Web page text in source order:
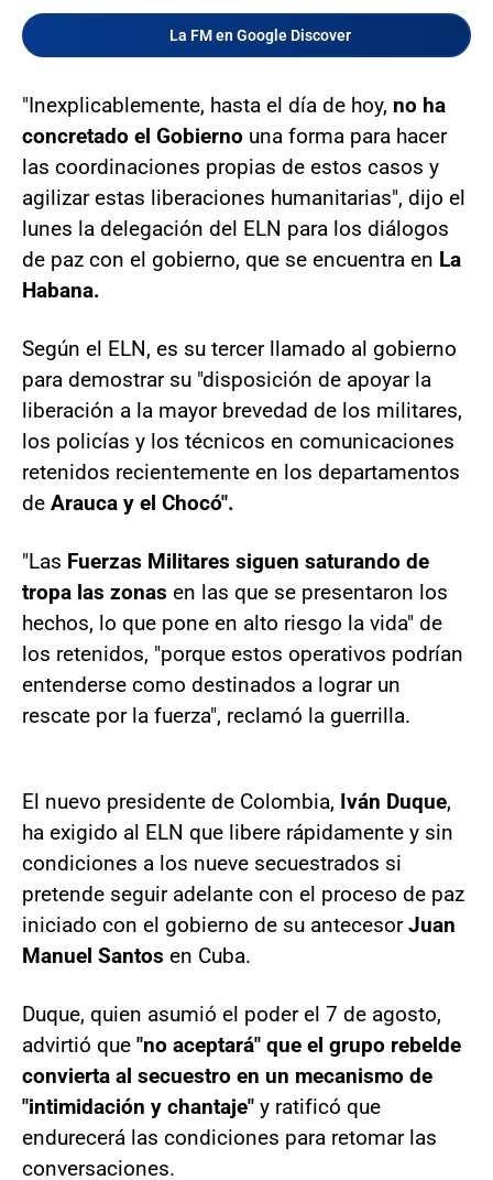
La FM en Google Discover
"Inexplicablemente, hasta el día de hoy, no ha
concretado el Gobierno una forma para hacer
las coordinaciones propias de estos casos y
agilizar estas liberaciones humanitarias", dijo el
lunes la delegación del ELN para los diálogos
de paz con el gobierno, que se encuentra en La
Habana.
Según el ELN, es su tercer llamado al gobierno
para demostrar su "disposición de apoyar la
liberación a la mayor brevedad de los militares,
los policías y los técnicos en comunicaciones
retenidos recientemente en los departamentos
de Arauca y el Chocó".
"Las Fuerzas Militares siguen saturando de
tropa las zonas en las que se presentaron los
hechos, lo que pone en alto riesgo la vida" de
los retenidos, "porque estos operativos podrían
entenderse como destinados a lograr un
rescate por la fuerza", reclamó la guerrilla.
El nuevo presidente de Colombia, Iván Duque,
ha exigido al ELN que libere rápidamente y sin
condiciones a los nueve secuestrados si
pretende seguir adelante con el proceso de paz
iniciado con el gobierno de su antecesorJuan
Manuel Santos en Cuba.
Duque, quien asumió el poder el 7 de agosto,
advirtió que "no aceptará" que el grupo rebelde
convierta al secuestro en un mecanismo de
"intimidación y chantaje" y ratificó que
endurecerá las condiciones para retomar las
conversaciones.